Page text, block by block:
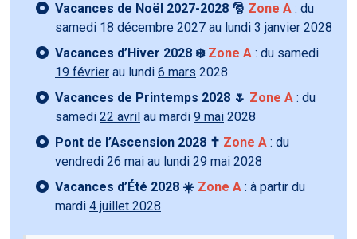
Vacances de Noël 2027-2028 🎅 Zone A : du
samedi 18 décembre 2027 au lundi 3 janvier 2028
Vacances d’Hiver 2028 ❄️ Zone A : du samedi
19 février au lundi 6 mars 2028
Vacances de Printemps 2028 🌷 Zone A : du
samedi 22 avril au mardi 9 mai 2028
Pont de l’Ascension 2028 ✝️ Zone A : du
vendredi 26 mai au lundi 29 mai 2028
Vacances d’Été 2028 ☀️ Zone A : à partir du
mardi 4 juillet 2028